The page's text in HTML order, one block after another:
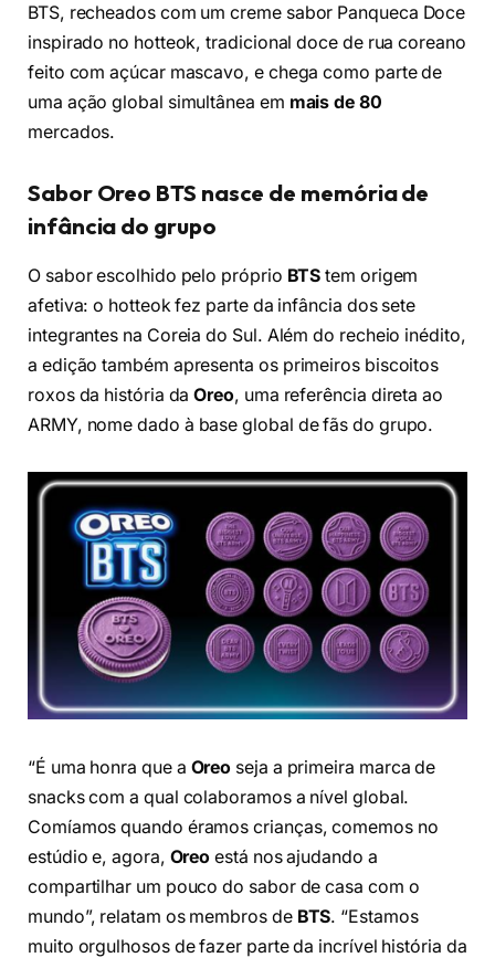
BTS, recheados com um creme sabor Panqueca Doce
inspirado no hotteok, tradicional doce de rua coreano
feito com açúcar mascavo, e chega como parte de
uma ação global simultânea em mais de 80
mercados.
Sabor Oreo BTS nasce de memória de
infância do grupo
O sabor escolhido pelo próprio BTS tem origem
afetiva: o hotteok fez parte da infância dos sete
integrantes na Coreia do Sul. Além do recheio inédito,
a edição também apresenta os primeiros biscoitos
roxos da história daOreo, uma referência direta ao
ARMY, nome dado à base global de fãs do grupo.
“É uma honra que a Oreo seja a primeira marca de
snacks com a qual colaboramos a nível global.
Comíamos quando éramos crianças, comemos no
estúdio e, agora, Oreo está nos ajudando a
compartilhar um pouco do sabor de casa com o
mundo”, relatam os membros de BTS. “Estamos
muito orgulhosos de fazer parte da incrível história da